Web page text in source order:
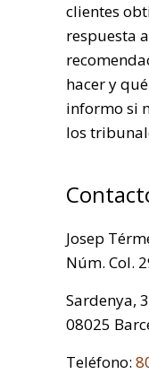
clientes
respuesta
hacer y
informo si
los
Josep
Núm. Col.
Sardenya,
08025
Teléfono: